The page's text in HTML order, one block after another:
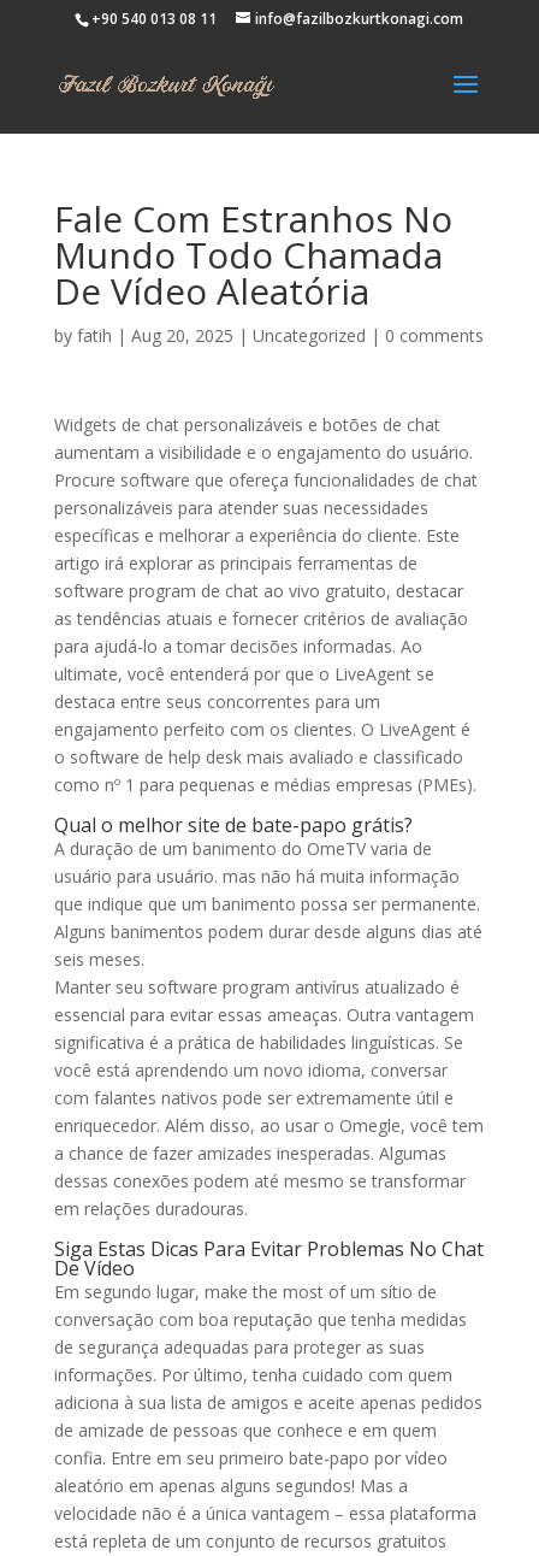
+90 540 013 08 11 info@fazilbozkurtkonagi.com
Fale Com Estranhos No
Mundo Todo Chamada
De Vídeo Aleatória
by fatih | Aug 20, 2025 | Uncategorized | 0 comments
Widgets de chat personalizáveis e botões de chat
aumentam a visibilidade e o engajamento do usuário.
Procure software que ofereça funcionalidades de chat
personalizáveis para atender suas necessidades
específicas e melhorar a experiência do cliente. Este
artigo irá explorar as principais ferramentas de
software program de chat ao vivo gratuito, destacar
as tendências atuais e fornecer critérios de avaliação
para ajudá-lo a tomar decisões informadas. Ao
ultimate, você entenderá por que o LiveAgent se
destaca entre seus concorrentes para um
engajamento perfeito com os clientes. O LiveAgent é
o software de help desk mais avaliado e classificado
como nº 1 para pequenas e médias empresas (PMEs).
Qual o melhor site de bate-papo grátis?
A duração de um banimento do OmeTV varia de
usuário para usuário. mas não há muita informação
que indique que um banimento possa ser permanente.
Alguns banimentos podem durar desde alguns dias até
seis meses.
Manter seu software program antivírus atualizado é
essencial para evitar essas ameaças. Outra vantagem
significativa é a prática de habilidades linguísticas. Se
você está aprendendo um novo idioma, conversar
com falantes nativos pode ser extremamente útil e
enriquecedor. Além disso, ao usar o Omegle, você tem
a chance de fazer amizades inesperadas. Algumas
dessas conexões podem até mesmo se transformar
em relações duradouras.
Siga Estas Dicas Para Evitar Problemas No Chat
De Vídeo
Em segundo lugar, make the most of um sítio de
conversação com boa reputação que tenha medidas
de segurança adequadas para proteger as suas
informações. Por último, tenha cuidado com quem
adiciona à sua lista de amigos e aceite apenas pedidos
de amizade de pessoas que conhece e em quem
confia. Entre em seu primeiro bate-papo por vídeo
aleatório em apenas alguns segundos! Mas a
velocidade não é a única vantagem – essa plataforma
está repleta de um conjunto de recursos gratuitos